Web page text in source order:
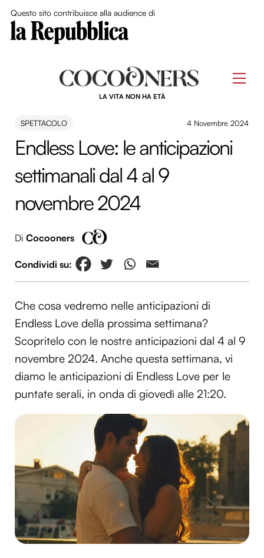
Questo sito contribuisce alla audience di
LA VITA NON HA ETÀ
SPETTACOLO 4 Novembre 2024
Endless Love: le anticipazioni
settimanali dal 4 al 9
novembre 2024
Di Cocooners
Che cosa vedremo nelle anticipazioni di
Endless Love della prossima settimana?
Scopritelo con le nostre anticipazioni dal 4 al 9
novembre 2024. Anche questa settimana, vi
diamo le anticipazioni di Endless Love per le
puntate serali, in onda di giovedì alle 21:20.